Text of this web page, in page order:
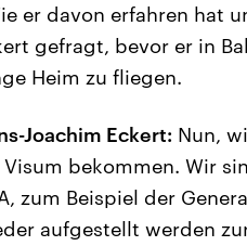
er davon erfahren hat
gefragt, bevor er in
Heim zu fliegen.
Joachim Eckert: Nun,
Visum bekommen. Wir
zum Beispiel der
aufgestellt werden